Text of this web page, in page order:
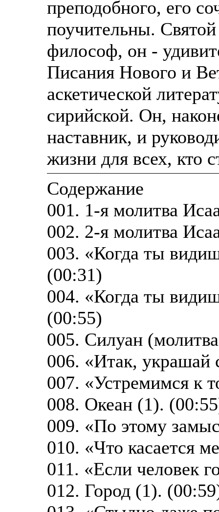
преподобного, его
поучительны.
философ, он -
Писания Нового и
аскетической
сирийской. Он,
наставник, и
жизни для всех, кто
Содержание
001. 1-я молитва
002. 2-я молитва
003. «Когда ты
(00:31)
004. «Когда ты
(00:55)
005. Силуан
006. «Итак, украшай
007. «Устремимся к
008. Океан (1).
009. «По этому
010. «Что касается
011. «Если человек
012. Город (1).